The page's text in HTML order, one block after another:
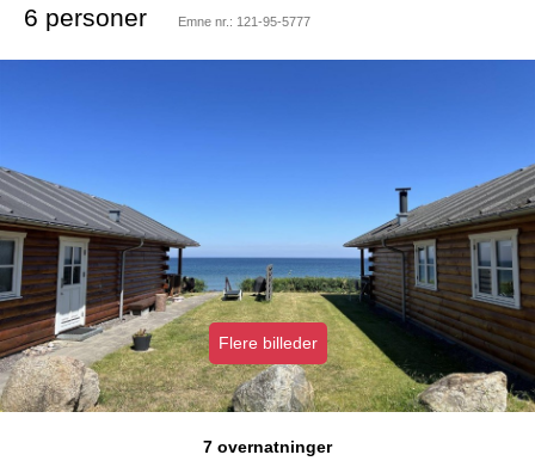
6 personer Emne nr.: 121-95-5777
Flere billeder
7 overnatninger